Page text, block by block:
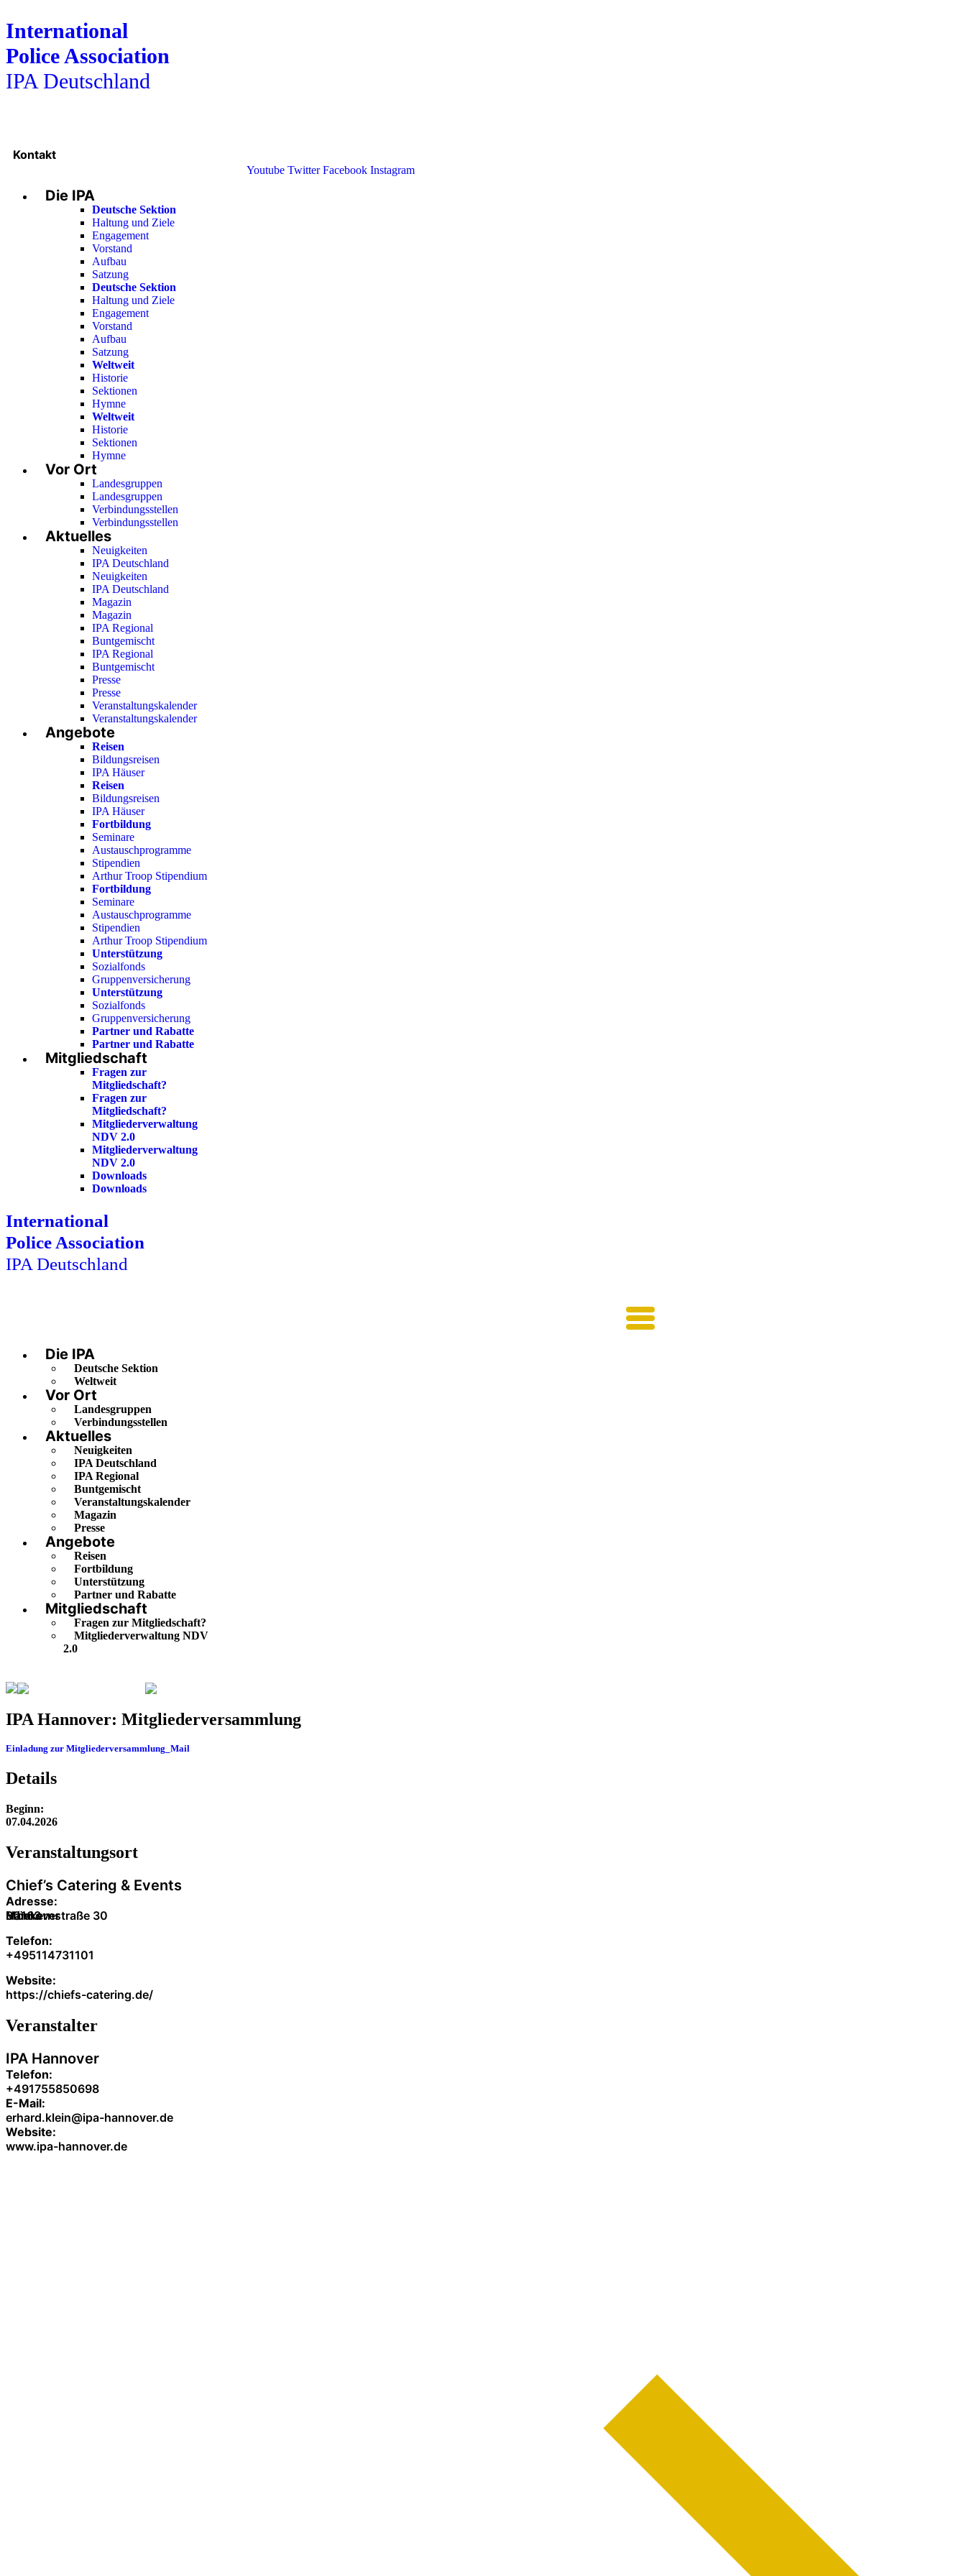
International
Police Association
IPA Deutschland
Kontakt
Youtube Twitter Facebook Instagram
Die IPA
Deutsche Sektion
Haltung und Ziele
Engagement
Vorstand
Aufbau
Satzung
Deutsche Sektion
Haltung und Ziele
Engagement
Vorstand
Aufbau
Satzung
Weltweit
Historie
Sektionen
Hymne
Weltweit
Historie
Sektionen
Hymne
Vor Ort
Landesgruppen
Landesgruppen
Verbindungsstellen
Verbindungsstellen
Aktuelles
Neuigkeiten
IPA Deutschland
Neuigkeiten
IPA Deutschland
Magazin
Magazin
IPA Regional
Buntgemischt
IPA Regional
Buntgemischt
Presse
Presse
Veranstaltungskalender
Veranstaltungskalender
Angebote
Reisen
Bildungsreisen
IPA Häuser
Reisen
Bildungsreisen
IPA Häuser
Fortbildung
Seminare
Austauschprogramme
Stipendien
Arthur Troop Stipendium
Fortbildung
Seminare
Austauschprogramme
Stipendien
Arthur Troop Stipendium
Unterstützung
Sozialfonds
Gruppenversicherung
Unterstützung
Sozialfonds
Gruppenversicherung
Partner und Rabatte
Partner und Rabatte
Mitgliedschaft
Fragen zur
Mitgliedschaft?
Fragen zur
Mitgliedschaft?
Mitgliederverwaltung
NDV 2.0
Mitgliederverwaltung
NDV 2.0
Downloads
Downloads
International
Police Association
IPA Deutschland
Main
Menu
Die IPA
Deutsche Sektion
Weltweit
Vor Ort
Landesgruppen
Verbindungsstellen
Aktuelles
Neuigkeiten
IPA Deutschland
IPA Regional
Buntgemischt
Veranstaltungskalender
Magazin
Presse
Angebote
Reisen
Fortbildung
Unterstützung
Partner und Rabatte
Mitgliedschaft
Fragen zur Mitgliedschaft?
Mitgliederverwaltung NDV
2.0
IPA Hannover: Mitgliederversammlung
Einladung zur Mitgliederversammlung_Mail
Details
Beginn:
07.04.2026
Veranstaltung­sort
Chief’s Catering & Events
Adresse:
Möckernstraße 30
30163
Hannover
Telefon:
+495114731101
Website:
https://chiefs-catering.de/
Veranstalter
IPA Hannover
Telefon:
+491755850698
E-Mail:
erhard.klein@ipa-hannover.de
Website:
www.ipa-hannover.de